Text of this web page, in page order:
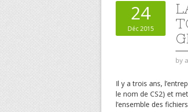
24
Déc 2015
by
Il y a trois ans,
le nom de CS2) et
l’ensemble des